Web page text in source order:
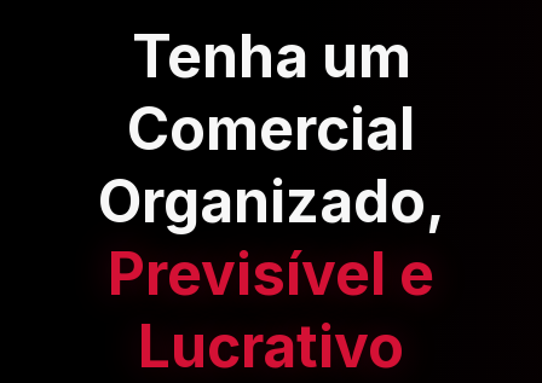
Tenha um
Comercial
Organizado,
Previsível e
Lucrativo